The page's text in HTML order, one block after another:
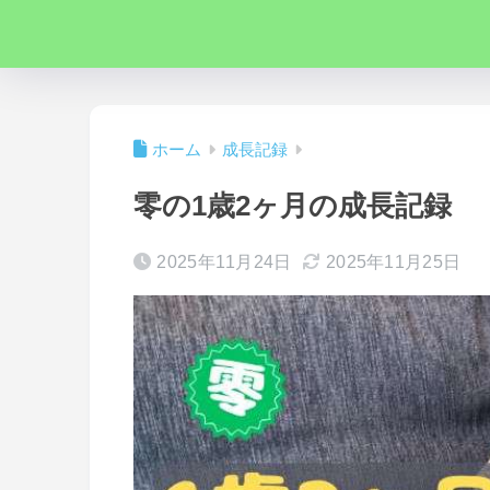
ホーム 成長記録
零の1歳2ヶ月の成長記録
2025年11月24日 2025年11月25日